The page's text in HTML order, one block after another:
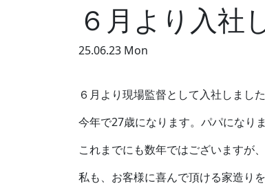
６月より入社
25.06.23 Mon
６月より現場監督として入社しまし
今年で27歳になります。パパになり
これまでにも数年ではございますが
私も、お客様に喜んで頂ける家造り